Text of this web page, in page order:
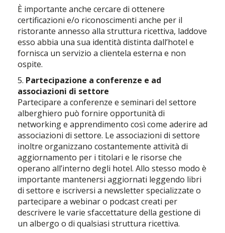
È importante anche cercare di ottenere
certificazioni e/o riconoscimenti anche per il
ristorante annesso alla struttura ricettiva, laddove
esso abbia una sua identità distinta dall’hotel e
fornisca un servizio a clientela esterna e non
ospite.
5. Partecipazione a conferenze e ad
associazioni di settore
Partecipare a conferenze e seminari del settore
alberghiero può fornire opportunità di
networking e apprendimento così come aderire ad
associazioni di settore. Le associazioni di settore
inoltre organizzano costantemente attività di
aggiornamento per i titolari e le risorse che
operano all’interno degli hotel. Allo stesso modo è
importante mantenersi aggiornati leggendo libri
di settore e iscriversi a newsletter specializzate o
partecipare a webinar o podcast creati per
descrivere le varie sfaccettature della gestione di
un albergo o di qualsiasi struttura ricettiva.